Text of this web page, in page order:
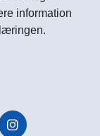
information